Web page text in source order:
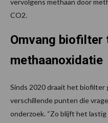
vervolgens methaan door
CO2.
Omvang biofilter
methaanoxidatie
Sinds 2020 draait het biofilter
verschillende punten die
onderzoek. “Zo blijft het